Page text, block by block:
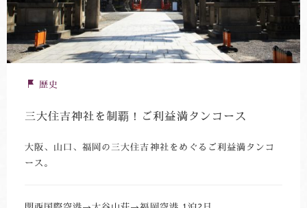
歴史
三大住吉神社を制覇！ご利益満タンコース
大阪、山口、福岡の三大住吉神社をめぐるご利益満タンコ
ース。